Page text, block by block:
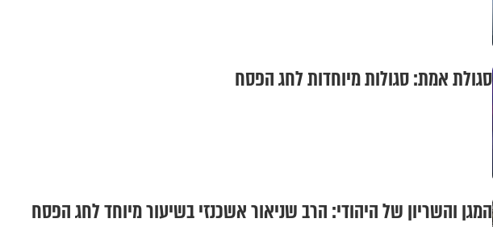
סגולת אמת: סגולות מיוחדות לחג הפסח
המגן והשריון של היהודי: הרב שניאור אשכנזי בשיעור מיוחד לחג הפסח